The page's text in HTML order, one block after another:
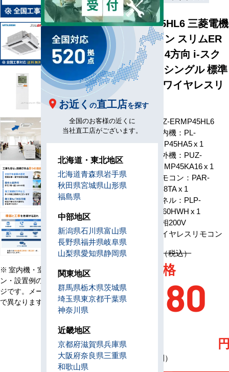
※ 室内機・室外機・リモコ
ン・設置例の画像はイメー
ジです。メーカー、機種等
で異なります。
PLZ-ERMP45HL6 三菱電機
業務用エアコン スリムER
天井カセット4方向 i-スク
エア 1.8馬力 シングル 標準
型 三相200V ワイヤレスリ
モコン
型番 PLZ-ERMP45HL6
構成
室内機：PL-
ERP45HA5 x 1
室外機：PUZ-
ERMP45KA16 x 1
リモコン：PAR-
SK8TA x 1
パネル：PLP-
P160HWH x 1
三相200V
リモコン
ワイヤレスリモコン
定価 1,206,700円（税込）
AC特別価格
186,80
0
（税込・工事費別）
お近く の直工店を探す
全国のお客様の近くに
当社直工店がございます。
北海道・東北地区
北海道青森県岩手県
秋田県宮城県山形県
福島県
中部地区
新潟県石川県富山県
長野県福井県岐阜県
山梨県愛知県静岡県
関東地区
群馬県栃木県茨城県
埼玉県東京都千葉県
神奈川県
近畿地区
京都府滋賀県兵庫県
大阪府奈良県三重県
和歌山県